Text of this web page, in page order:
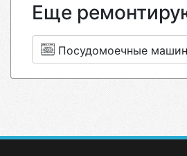
Еще
Посудомоечные